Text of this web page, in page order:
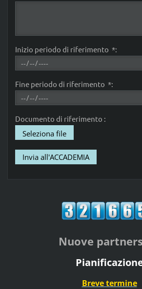
Inizio periodo di riferimento *:
Fine periodo di riferimento *:
Documento di riferimento :
Seleziona file
Nuove
Breve termine